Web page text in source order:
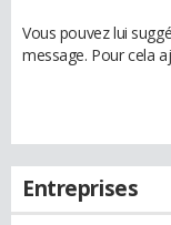
Vous pouvez lui
message. Pour cela
Entreprises